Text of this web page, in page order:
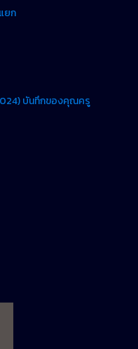
ยก
บันทึกของคุณครู